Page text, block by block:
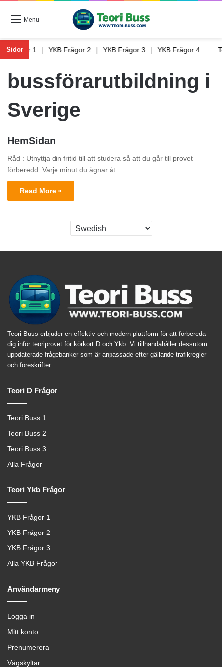
Menu
Sidor
Frågor 1 YKB Frågor 2 YKB Frågor 3 YKB Frågor 4
bussförarutbildning i
Sverige
HemSidan
Råd : Utnyttja din fritid till att studera så att du går till provet
förberedd. Varje minut du ägnar åt…
Read More »
Teori Buss erbjuder en effektiv och modern plattform för att förbereda
dig inför teoriprovet för körkort D och Ykb. Vi tillhandahåller dessutom
uppdaterade frågebanker som är anpassade efter gällande trafikregler
och föreskrifter.
Teori D Frågor
Teori Buss 1
Teori Buss 2
Teori Buss 3
Alla Frågor
Teori Ykb Frågor
YKB Frågor 1
YKB Frågor 2
YKB Frågor 3
Alla YKB Frågor
Användarmeny
Logga in
Mitt konto
Prenumerera
Vägskyltar